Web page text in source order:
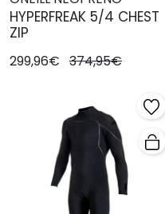
HYPERFREAK 5/4 CHEST
ZIP
299,96€ 374,95€